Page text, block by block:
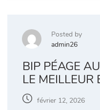
Posted by
admin26
BIP PÉAGE
LE MEILLEUR
février 12, 2026